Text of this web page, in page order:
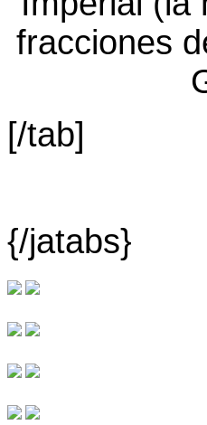
[/tab]
{/jatabs}